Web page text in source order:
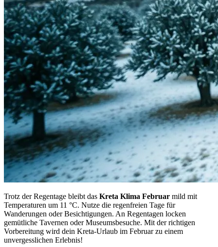
Trotz der Regentage bleibt das Kreta Klima Februar mild mit
Temperaturen um 11 °C. Nutze die regenfreien Tage für
Wanderungen oder Besichtigungen. An Regentagen locken
gemütliche Tavernen oder Museumsbesuche. Mit der richtigen
Vorbereitung wird dein Kreta-Urlaub im Februar zu einem
unvergesslichen Erlebnis!